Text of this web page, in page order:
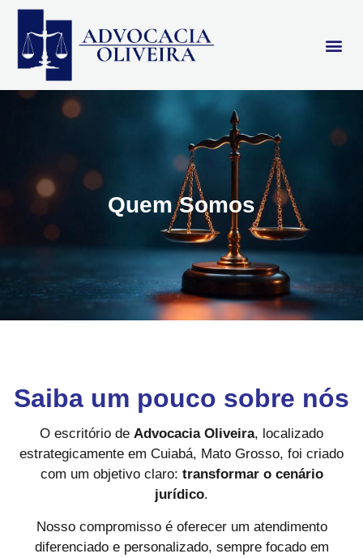
Quem Somos
Saiba um pouco sobre nós
O escritório de Advocacia Oliveira, localizado
estrategicamente em Cuiabá, Mato Grosso, foi criado
com um objetivo claro: transformar o cenário
jurídico.
Nosso compromisso é oferecer um atendimento
diferenciado e personalizado, sempre focado em